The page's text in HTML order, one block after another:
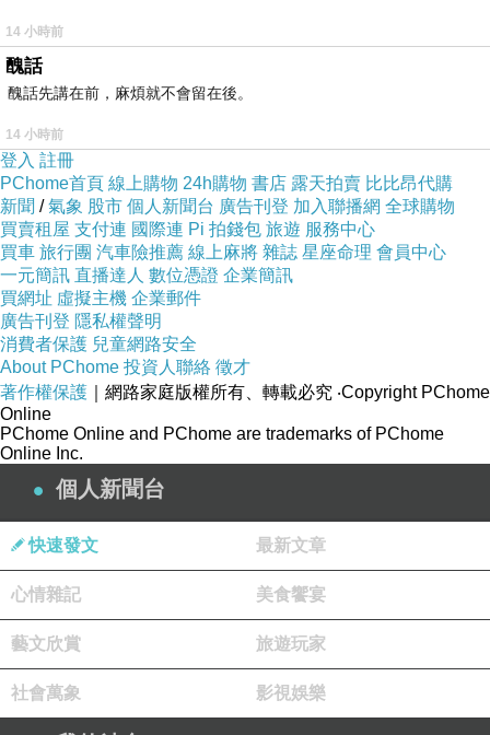
14 小時前
醜話
醜話先講在前，麻煩就不會留在後。
14 小時前
登入 註冊
PChome首頁 線上購物 24h購物 書店 露天拍賣 比比昂代購
新聞 /氣象 股市 個人新聞台 廣告刊登 加入聯播網 全球購物
買賣租屋 支付連 國際連 Pi 拍錢包 旅遊 服務中心
買車 旅行團 汽車險推薦 線上麻將 雜誌 星座命理 會員中心
一元簡訊 直播達人 數位憑證 企業簡訊
買網址 虛擬主機 企業郵件
廣告刊登 隱私權聲明
消費者保護 兒童網路安全
About PChome 投資人聯絡 徵才
著作權保護 ｜網路家庭版權所有、轉載必究 ‧Copyright PChome
Online
PChome Online and PChome are trademarks of PChome
Online Inc.
個人新聞台
快速發文 最新文章
心情雜記 美食饗宴
藝文欣賞 旅遊玩家
社會萬象 影視娛樂